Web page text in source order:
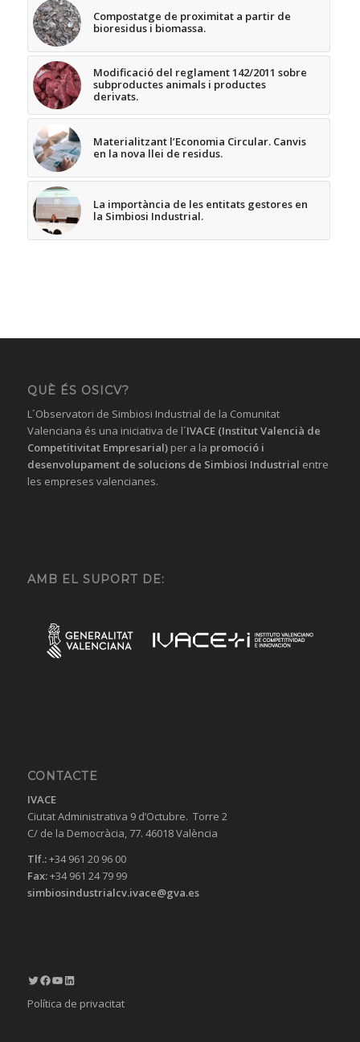
Compostatge de proximitat a partir de
bioresidus i biomassa.
Modificació del reglament 142/2011 sobre
subproductes animals i productes
derivats.
Materialitzant l’Economia Circular. Canvis
en la nova llei de residus.
La importància de les entitats gestores en
la Simbiosi Industrial.
QUÈ ÉS OSICV?
L´Observatori de Simbiosi Industrial de la Comunitat
Valenciana és una iniciativa de l´IVACE (Institut Valencià de
Competitivitat Empresarial)per a la promoció i
desenvolupament de solucions de Simbiosi Industrial entre
les empreses valencianes.
AMB EL SUPORT DE:
CONTACTE
IVACE
Ciutat Administrativa 9 d’Octubre. Torre 2
C/ de la Democràcia, 77. 46018 València
Tlf.:+34 961 20 96 00
Fax:+34 961 24 79 99
simbiosindustrialcv.ivace@gva.es
Twitter
Facebook
YouTube
LinkedIn
Política de privacitat